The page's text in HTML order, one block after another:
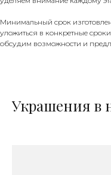
Минимальный срок
уложиться в конкретные
обсудим возможности и
Украшения в